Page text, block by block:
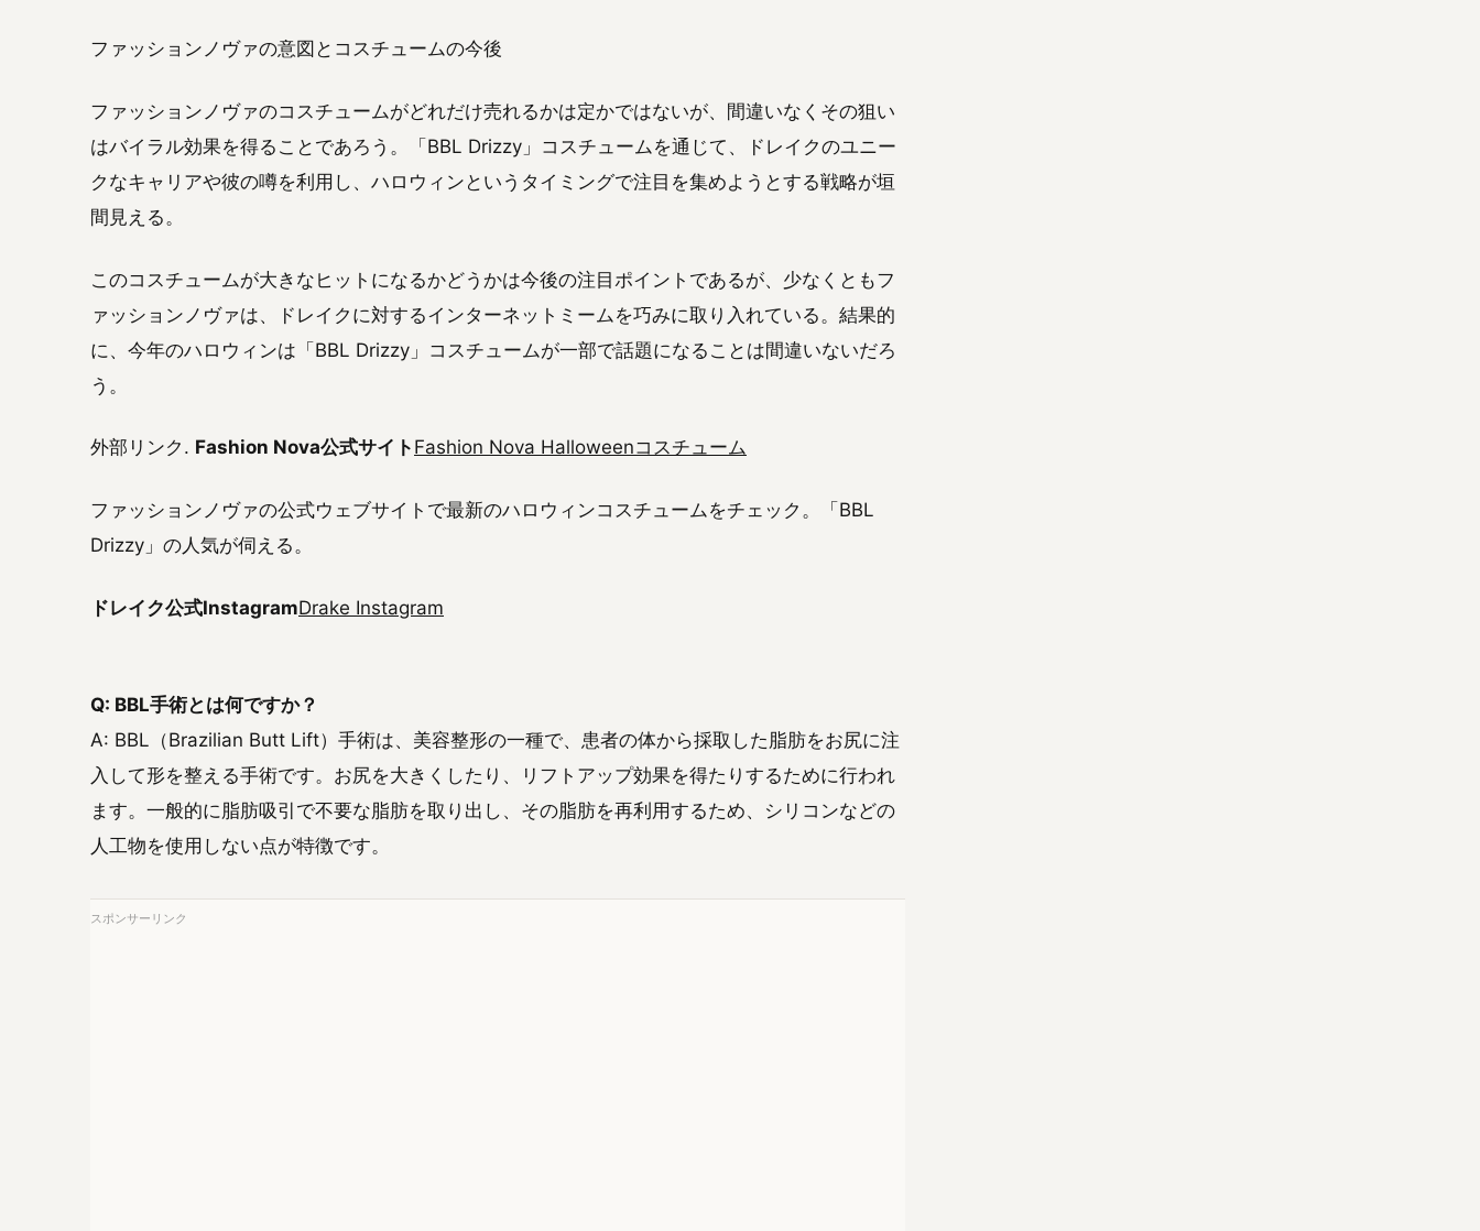
ファッションノヴァの意図とコスチュームの今後
ファッションノヴァのコスチュームがどれだけ売れるかは定かではないが、間違いなくその狙い
はバイラル効果を得ることであろう。「BBL Drizzy」コスチュームを通じて、ドレイクのユニー
クなキャリアや彼の噂を利用し、ハロウィンというタイミングで注目を集めようとする戦略が垣
間見える。
このコスチュームが大きなヒットになるかどうかは今後の注目ポイントであるが、少なくともフ
ァッションノヴァは、ドレイクに対するインターネットミームを巧みに取り入れている。結果的
に、今年のハロウィンは「BBL Drizzy」コスチュームが一部で話題になることは間違いないだろ
う。
外部リンク. Fashion Nova公式サイト Fashion Nova Halloweenコスチューム
ファッションノヴァの公式ウェブサイトで最新のハロウィンコスチュームをチェック。「BBL
Drizzy」の人気が伺える。
ドレイク公式InstagramDrake Instagram
Q: BBL手術とは何ですか？
A: BBL（Brazilian Butt Lift）手術は、美容整形の一種で、患者の体から採取した脂肪をお尻に注
入して形を整える手術です。お尻を大きくしたり、リフトアップ効果を得たりするために行われ
ます。一般的に脂肪吸引で不要な脂肪を取り出し、その脂肪を再利用するため、シリコンなどの
人工物を使用しない点が特徴です。
スポンサーリンク